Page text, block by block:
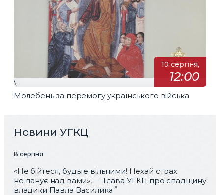
10 серпня,
12:00
\
Молебень за перемогу українського війська
Новини УГКЦ
8 серпня
«Не бійтеся, будьте вільними! Нехай страх
не панує над вами», — Глава УГКЦ про спадщину
владики Павла Василика